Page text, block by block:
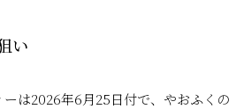
い
ーは2026年6月25日付で、やおふくの